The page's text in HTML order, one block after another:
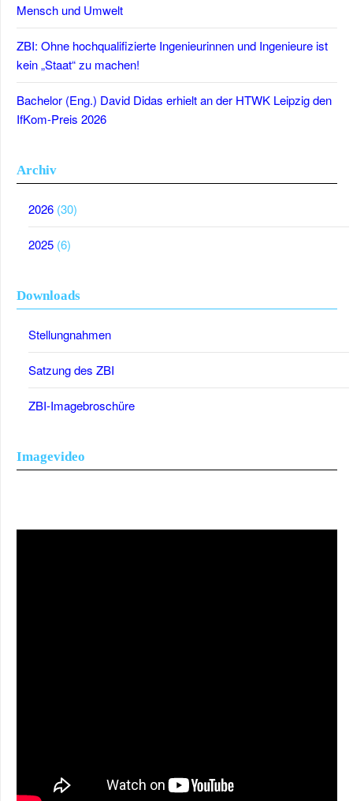
Mensch und Umwelt
ZBI: Ohne hochqualifizierte Ingenieurinnen und Ingenieure ist
kein „Staat“ zu machen!
Bachelor (Eng.) David Didas erhielt an der HTWK Leipzig den
IfKom-Preis 2026
Archiv
2026 (30)
2025 (6)
Downloads
Stellungnahmen
Satzung des ZBI
ZBI-Imagebroschüre
Imagevideo